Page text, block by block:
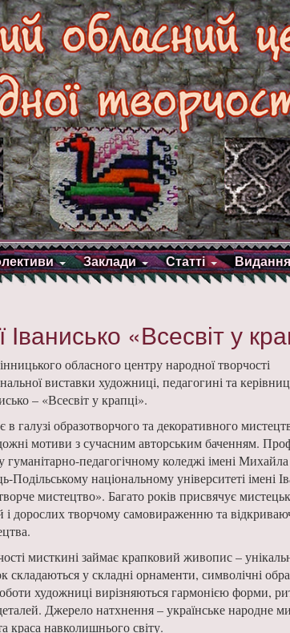
Заклади Статті Видання
«Всесвіт у
обласного центру народної творчості
виставки художниці, педагогині та
– «Всесвіт у крапці».
галузі образотворчого та декоративного
мотиви з сучасним авторським баченням.
гуманітарно-педагогічному коледжі імені Михайла
Подільському національному університеті імені
мистецтво». Багато років присвячує
і дорослих творчому самовираженню та
мисткині займає крапковий живопис –
складаються у складні орнаменти, символічні
художниці вирізняються гармонією форми,
Джерело натхнення – українське народне
краса навколишнього світу.